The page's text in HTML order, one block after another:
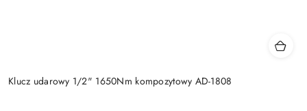
Klucz udarowy 1/2" 1650Nm kompozytowy AD-1808